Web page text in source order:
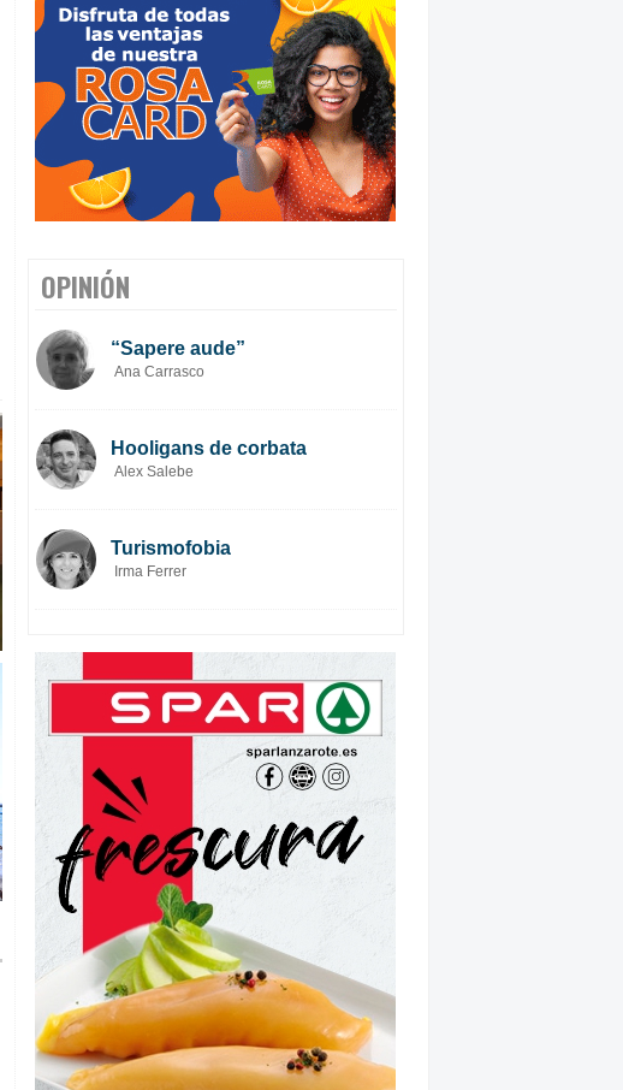
OPINIÓN
“Sapere aude”
Ana Carrasco
Hooligans de corbata
Alex Salebe
Turismofobia
Irma Ferrer